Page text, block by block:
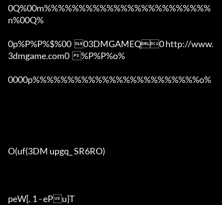
0Q%00m%%%%%%%%%%%%%%%%%%%%%%%%
n%00Q%
0p%P%P%$%00  03DMGAMEQ0 http://www.
3dmgame.com0  %P%P%o%
0000p%%%%%%%%%%%%%%%%%%%%%%%%o%
O(uf(3DM upgq_ SR6RO)
peW[. 1 - ePu}T